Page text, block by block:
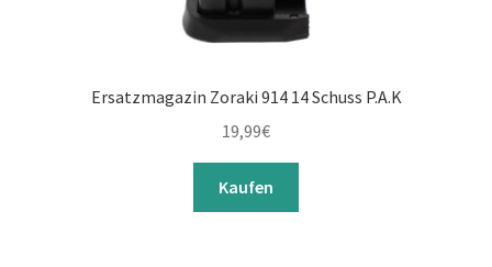
Ersatzmagazin Zoraki 914 14 Schuss P.A.K
19,99€
Kaufen